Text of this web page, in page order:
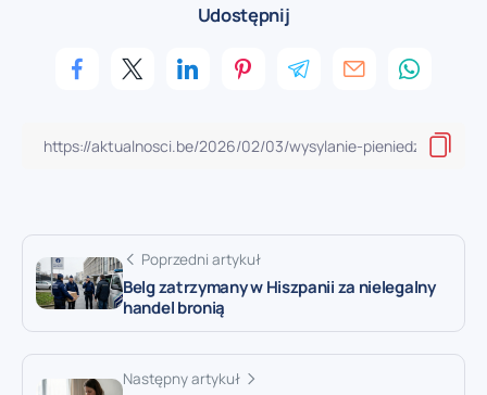
Udostępnij
Poprzedni artykuł
Belg zatrzymany w Hiszpanii za nielegalny
handel bronią
Następny artykuł